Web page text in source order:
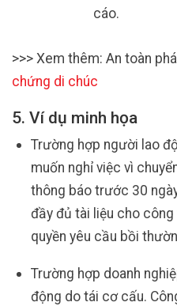
cáo.
>>> Xem thêm: An toàn
chứng di chúc
5. Ví dụ minh họa
Trường hợp người lao
muốn nghỉ việc vì
thông báo trước 30
đầy đủ tài liệu cho
quyền yêu cầu bồi
Trường hợp doanh
động do tái cơ cấu.